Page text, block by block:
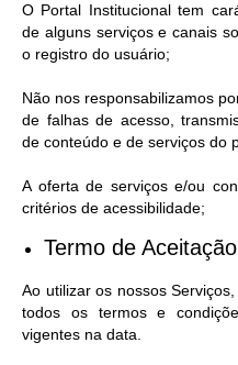
Política de Privacidade
Transparência
Galeria de Fotos
Contratos
Audiências Públicas
Arquivos para Download
O Portal Institucional tem
de alguns serviços e canais
o registro do usuário;
Não nos responsabilizamos
de falhas de acesso,
de conteúdo e de serviços do
A oferta de serviços e/ou
critérios de acessibilidade;
Termo de Aceitação
Ao utilizar os nossos
todos os termos e
vigentes na data.